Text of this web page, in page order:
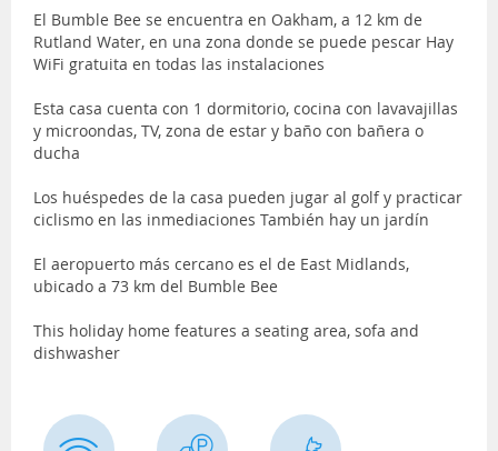
El Bumble Bee se encuentra en Oakham, a 12 km de
Rutland Water, en una zona donde se puede pescar Hay
WiFi gratuita en todas las instalaciones
Esta casa cuenta con 1 dormitorio, cocina con lavavajillas
y microondas, TV, zona de estar y baño con bañera o
ducha
Los huéspedes de la casa pueden jugar al golf y practicar
ciclismo en las inmediaciones También hay un jardín
El aeropuerto más cercano es el de East Midlands,
ubicado a 73 km del Bumble Bee
This holiday home features a seating area, sofa and
dishwasher